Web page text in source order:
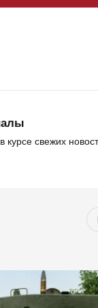
курсе свежих